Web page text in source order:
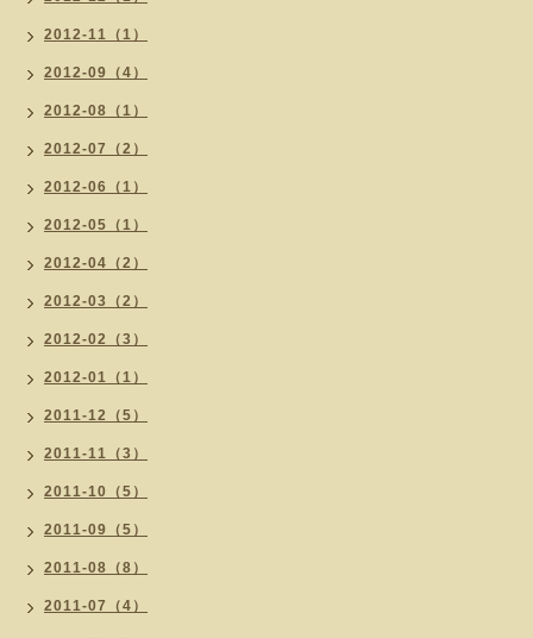
2012-11（1）
2012-09（4）
2012-08（1）
2012-07（2）
2012-06（1）
2012-05（1）
2012-04（2）
2012-03（2）
2012-02（3）
2012-01（1）
2011-12（5）
2011-11（3）
2011-10（5）
2011-09（5）
2011-08（8）
2011-07（4）